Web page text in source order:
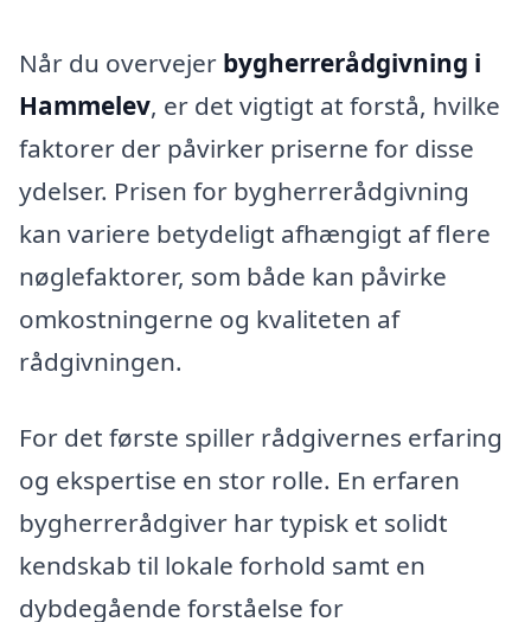
Når du overvejer bygherrerådgivning i
Hammelev, er det vigtigt at forstå, hvilke
faktorer der påvirker priserne for disse
ydelser. Prisen for bygherrerådgivning
kan variere betydeligt afhængigt af flere
nøglefaktorer, som både kan påvirke
omkostningerne og kvaliteten af
rådgivningen.
For det første spiller rådgivernes erfaring
og ekspertise en stor rolle. En erfaren
bygherrerådgiver har typisk et solidt
kendskab til lokale forhold samt en
dybdegående forståelse for